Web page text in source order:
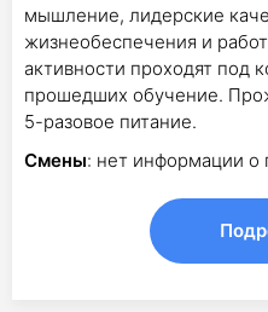
мышление, лидерские
жизнеобеспечения и
активности проходят под
прошедших обучение.
5-разовое питание.
Смены: нет информации о